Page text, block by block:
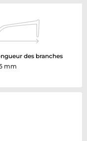
des branches
mm